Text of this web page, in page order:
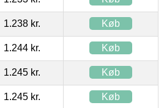
1.238 kr. Køb
1.244 kr. Køb
1.245 kr. Køb
1.245 kr. Køb